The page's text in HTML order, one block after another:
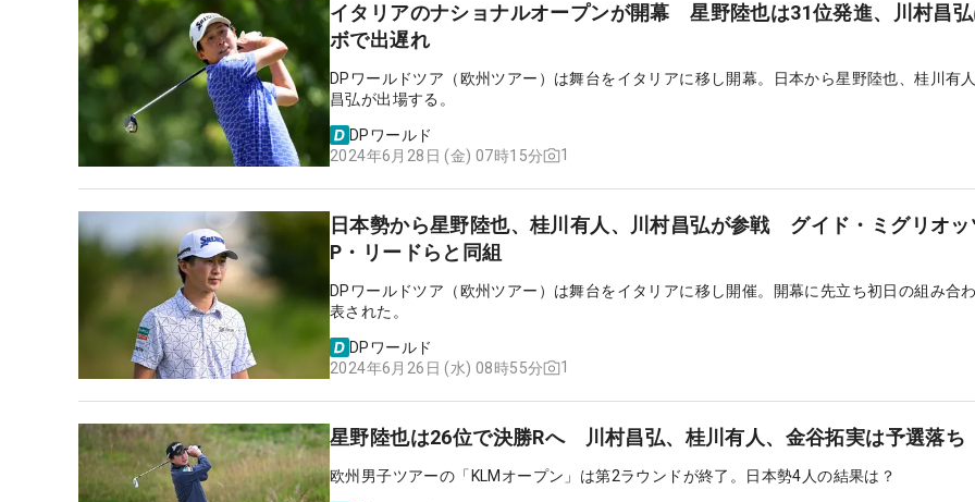
イタリアのナショナルオープンが開幕 星野陸也は31位発進、川村昌
ボで出遅れ
DPワールドツア（欧州ツアー）は舞台をイタリアに移し開幕。日本から星野陸也、桂川有
昌弘が出場する。
DPワールド
2024年6月28日 (金) 07時15分
1
日本勢から星野陸也、桂川有人、川村昌弘が参戦 グイド・ミグリオッ
P・リードらと同組
DPワールドツア（欧州ツアー）は舞台をイタリアに移し開催。開幕に先立ち初日の組み合
表された。
DPワールド
2024年6月26日 (水) 08時55分
1
星野陸也は26位で決勝Rへ 川村昌弘、桂川有人、金谷拓実は予選落ち
欧州男子ツアーの「KLMオープン」は第2ラウンドが終了。日本勢4人の結果は？